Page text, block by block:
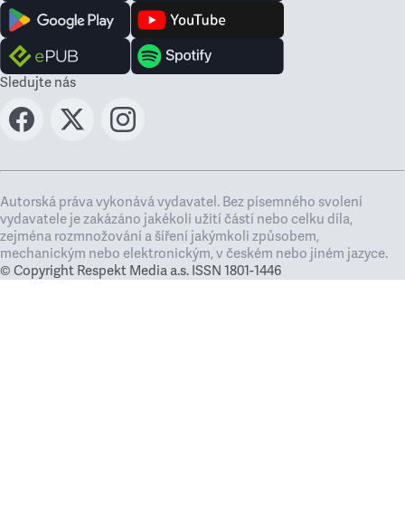
Sledujte nás
Autorská práva vykonává vydavatel. Bez písemného svolení
vydavatele je zakázáno jakékoli užití částí nebo celku díla,
zejména rozmnožování a šíření jakýmkoli způsobem,
mechanickým nebo elektronickým, v českém nebo jiném jazyce.
© Copyright Respekt Media a.s. ISSN 1801-1446